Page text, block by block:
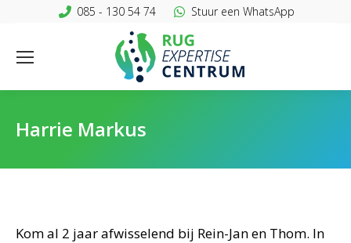
085 - 130 54 74 Stuur een WhatsApp
Harrie Markus
Kom al 2 jaar afwisselend bij Rein-Jan en Thom. In